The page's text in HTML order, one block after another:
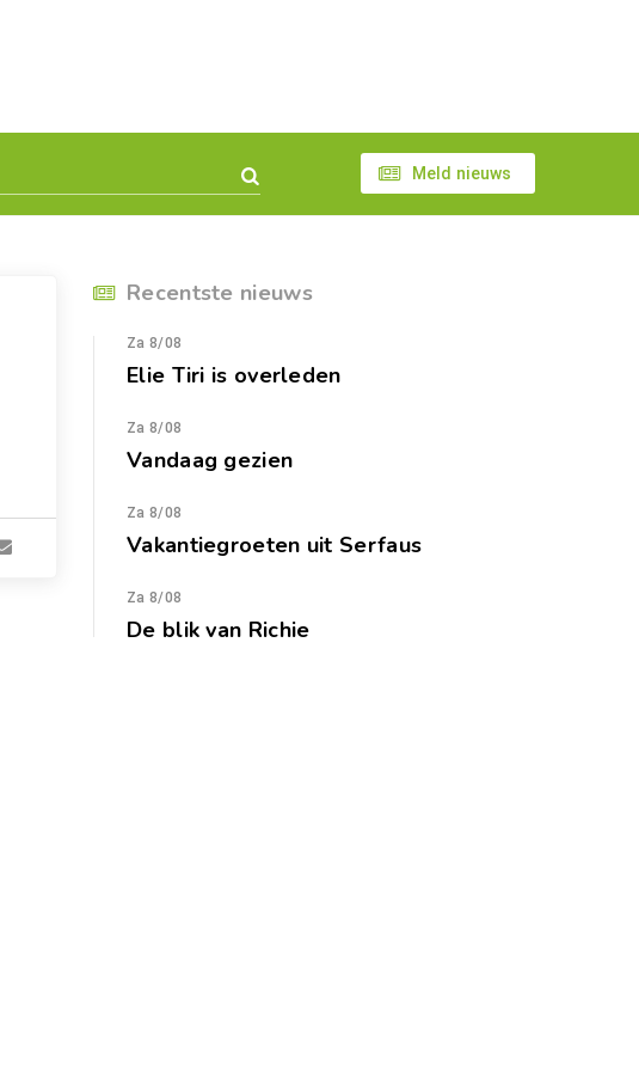
Meld nieuws
Recentste nieuws
Za 8/08
Elie Tiri is overleden
Za 8/08
Vandaag gezien
Za 8/08
Vakantiegroeten uit Serfaus
Za 8/08
De blik van Richie